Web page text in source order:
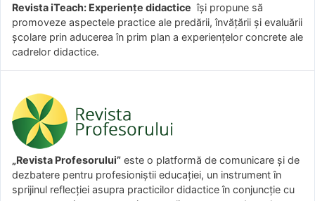
Revista iTeach: Experienţe didactice îşi propune să
promoveze aspectele practice ale predării, învăţării şi evaluării
şcolare prin aducerea în prim plan a experienţelor concrete ale
cadrelor didactice.
„Revista Profesorului” este o platformă de comunicare și de
dezbatere pentru profesioniștii educației, un instrument în
sprijinul reflecției asupra practicilor didactice în conjuncție cu